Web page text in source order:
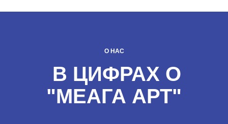
О НАС
В ЦИФРАХ О
"МЕАГА АРТ"